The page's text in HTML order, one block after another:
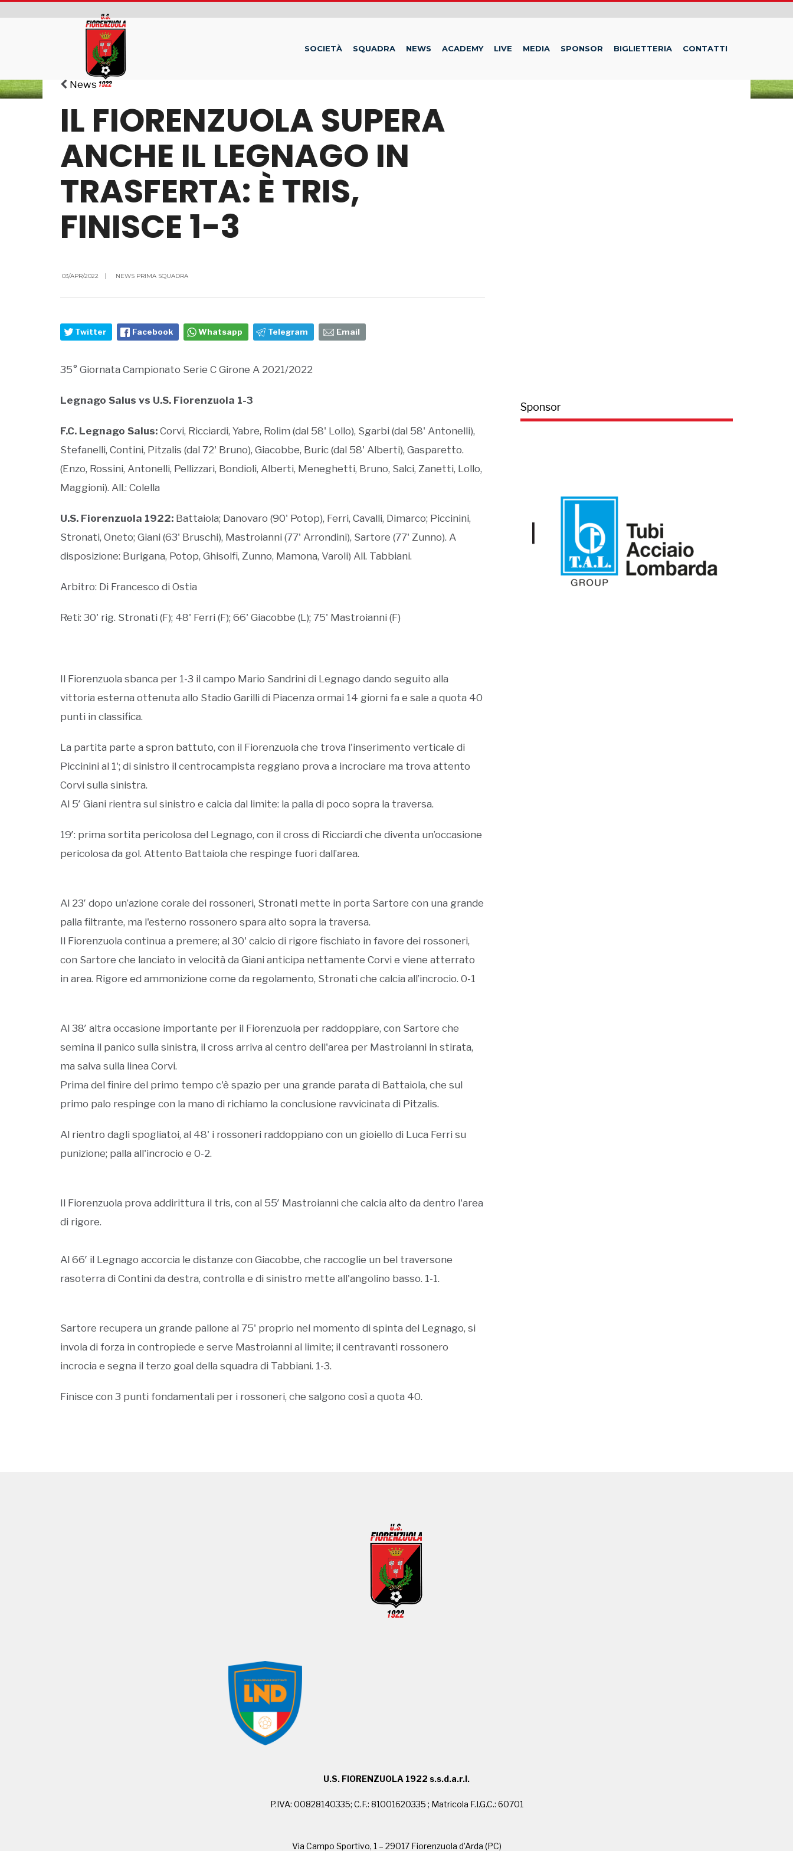
SOCIETÀ SQUADRA NEWS ACADEMY LIVE MEDIA SPONSOR BIGLIETTERIA CONTATTI
News
IL FIORENZUOLA SUPERA
ANCHE IL LEGNAGO IN
TRASFERTA: È TRIS,
FINISCE 1-3
03/APR/2022 | NEWS PRIMA SQUADRA
Twitter Facebook Whatsapp Telegram Email
35° Giornata Campionato Serie C Girone A 2021/2022
Legnago Salus vs U.S. Fiorenzuola 1-3
F.C. Legnago Salus: Corvi, Ricciardi, Yabre, Rolim (dal 58' Lollo), Sgarbi (dal 58' Antonelli),
Stefanelli, Contini, Pitzalis (dal 72' Bruno), Giacobbe, Buric (dal 58' Alberti), Gasparetto.
(Enzo, Rossini, Antonelli, Pellizzari, Bondioli, Alberti, Meneghetti, Bruno, Salci, Zanetti, Lollo,
Maggioni). All.: Colella
U.S. Fiorenzuola 1922: Battaiola; Danovaro (90' Potop), Ferri, Cavalli, Dimarco; Piccinini,
Stronati, Oneto; Giani (63' Bruschi), Mastroianni (77' Arrondini), Sartore (77' Zunno). A
disposizione: Burigana, Potop, Ghisolfi, Zunno, Mamona, Varoli) All. Tabbiani.
Arbitro: Di Francesco di Ostia
Reti: 30' rig. Stronati (F); 48' Ferri (F); 66' Giacobbe (L); 75' Mastroianni (F)
Il Fiorenzuola sbanca per 1-3 il campo Mario Sandrini di Legnago dando seguito alla
vittoria esterna ottenuta allo Stadio Garilli di Piacenza ormai 14 giorni fa e sale a quota 40
punti in classifica.
La partita parte a spron battuto, con il Fiorenzuola che trova l'inserimento verticale di
Piccinini al 1'; di sinistro il centrocampista reggiano prova a incrociare ma trova attento
Corvi sulla sinistra.
Al 5′ Giani rientra sul sinistro e calcia dal limite: la palla di poco sopra la traversa.
19′: prima sortita pericolosa del Legnago, con il cross di Ricciardi che diventa un’occasione
pericolosa da gol. Attento Battaiola che respinge fuori dall’area.
Al 23′ dopo un’azione corale dei rossoneri, Stronati mette in porta Sartore con una grande
palla filtrante, ma l'esterno rossonero spara alto sopra la traversa.
Il Fiorenzuola continua a premere; al 30' calcio di rigore fischiato in favore dei rossoneri,
con Sartore che lanciato in velocità da Giani anticipa nettamente Corvi e viene atterrato
in area. Rigore ed ammonizione come da regolamento, Stronati che calcia all’incrocio. 0-1
Al 38′ altra occasione importante per il Fiorenzuola per raddoppiare, con Sartore che
semina il panico sulla sinistra, il cross arriva al centro dell'area per Mastroianni in stirata,
ma salva sulla linea Corvi.
Prima del finire del primo tempo c'è spazio per una grande parata di Battaiola, che sul
primo palo respinge con la mano di richiamo la conclusione ravvicinata di Pitzalis.
Al rientro dagli spogliatoi, al 48' i rossoneri raddoppiano con un gioiello di Luca Ferri su
punizione; palla all'incrocio e 0-2.
Il Fiorenzuola prova addirittura il tris, con al 55′ Mastroianni che calcia alto da dentro l'area
di rigore.
Al 66′ il Legnago accorcia le distanze con Giacobbe, che raccoglie un bel traversone
rasoterra di Contini da destra, controlla e di sinistro mette all'angolino basso. 1-1.
Sartore recupera un grande pallone al 75' proprio nel momento di spinta del Legnago, si
invola di forza in contropiede e serve Mastroianni al limite; il centravanti rossonero
incrocia e segna il terzo goal della squadra di Tabbiani. 1-3.
Finisce con 3 punti fondamentali per i rossoneri, che salgono così a quota 40.
Sponsor
U.S. FIORENZUOLA 1922 s.s.d.a.r.l.
P.IVA: 00828140335; C.F.: 81001620335 ; Matricola F.I.G.C.: 60701
Via Campo Sportivo, 1 – 29017 Fiorenzuola d’Arda (PC)